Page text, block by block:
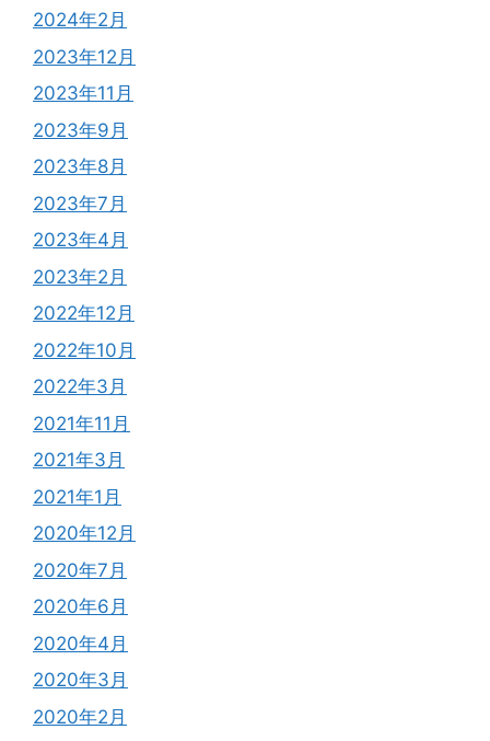
2024年2月
2023年12月
2023年11月
2023年9月
2023年8月
2023年7月
2023年4月
2023年2月
2022年12月
2022年10月
2022年3月
2021年11月
2021年3月
2021年1月
2020年12月
2020年7月
2020年6月
2020年4月
2020年3月
2020年2月